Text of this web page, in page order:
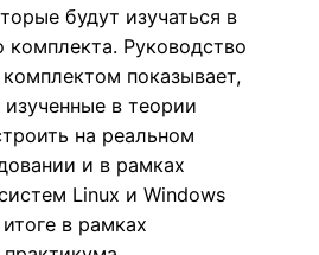
будут изучаться в
комплекта. Руководство
показывает,
в теории
на реальном
и в рамках
Linux и Windows
в рамках